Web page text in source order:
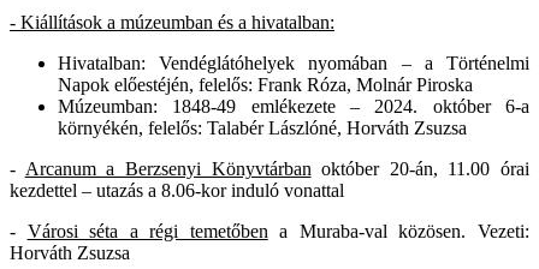
- Kiállítások a múzeumban és a hivatalban:
Hivatalban: Vendéglátóhelyek nyomában – a Történelmi
Napok előestéjén, felelős: Frank Róza, Molnár Piroska
Múzeumban: 1848-49 emlékezete – 2024. október 6-a
környékén, felelős: Talabér Lászlóné, Horváth Zsuzsa
- Arcanum a Berzsenyi Könyvtárban október 20-án, 11.00 órai
kezdettel – utazás a 8.06-kor induló vonattal
- Városi séta a régi temetőben a Muraba-val közösen. Vezeti:
Horváth Zsuzsa